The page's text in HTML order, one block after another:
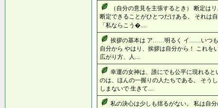
（自分の意見を主張するとき） 断定は
断定できることがひとつだけある。 それは
「私ならこう�....
挨拶の基本は ア……明るく イ……いつ
自分から やはり、挨拶は自分から！ これを
広がり方、人....
幸運の女神は、誰にでも公平に現れる
のは、ほんの一握りの人たちである。 そう
しまないで 生きて....
私の決心は少しも揺るがない。 私は自